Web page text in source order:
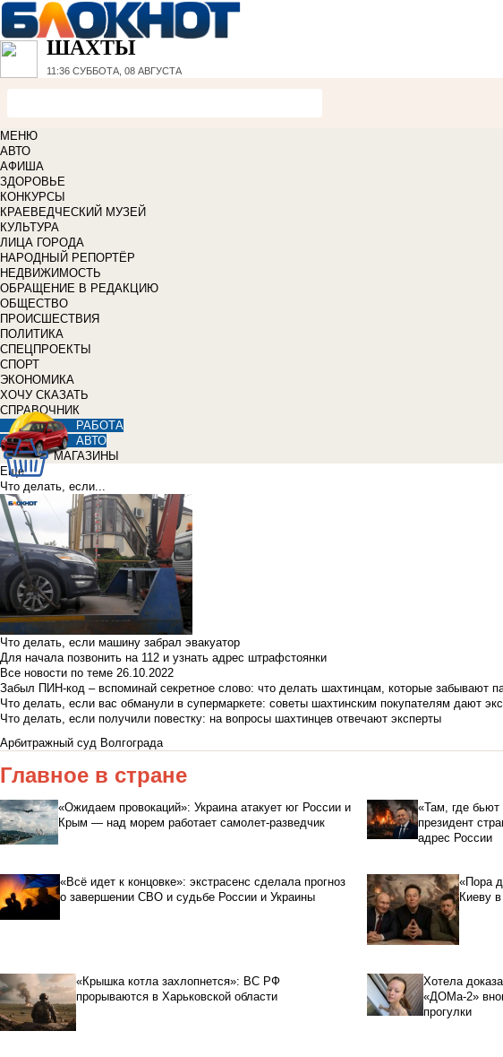
ШАХТЫ
11:36 СУББОТА, 08 АВГУСТА
МЕНЮ
АВТО
АФИША
ЗДОРОВЬЕ
КОНКУРСЫ
КРАЕВЕДЧЕСКИЙ МУЗЕЙ
КУЛЬТУРА
ЛИЦА ГОРОДА
НАРОДНЫЙ РЕПОРТЁР
НЕДВИЖИМОСТЬ
ОБРАЩЕНИЕ В РЕДАКЦИЮ
ОБЩЕСТВО
ПРОИСШЕСТВИЯ
ПОЛИТИКА
СПЕЦПРОЕКТЫ
СПОРТ
ЭКОНОМИКА
ХОЧУ СКАЗАТЬ
СПРАВОЧНИК
РАБОТА
АВТО
МАГАЗИНЫ
Еще
Что делать, если...
Что делать, если машину забрал эвакуатор
Для начала позвонить на 112 и узнать адрес штрафстоянки
Все новости по теме 26.10.2022
Забыл ПИН-код – вспоминай секретное слово: что делать шахтинцам, которые забывают
Что делать, если вас обманули в супермаркете: советы шахтинским покупателям дают
Что делать, если получили повестку: на вопросы шахтинцев отвечают эксперты
Арбитражный суд Волгограда
Главное в стране
«Ожидаем провокаций»: Украина атакует юг России и
Крым — над морем работает самолет-разведчик
«Там, где
президент
адрес России
«Всё идет к концовке»: экстрасенс сделала прогноз
о завершении СВО и судьбе России и Украины
«Пора
Киеву
«Крышка котла захлопнется»: ВС РФ
прорываются в Харьковской области
Хотела
«ДОМа-2»
прогулки